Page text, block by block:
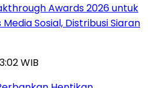
Awards 2026 untuk
Sosial, Distribusi Siaran
WIB